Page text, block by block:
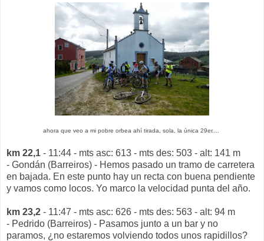
ahora que veo a mi pobre orbea ahí tirada, sola, la única 29er....
km 22,1 - 11:44 - mts asc: 613 - mts des: 503 - alt: 141 m
- Gondán (Barreiros) - Hemos pasado un tramo de carretera
en bajada. En este punto hay un recta con buena pendiente
y vamos como locos. Yo marco la velocidad punta del año.
km 23,2 - 11:47 - mts asc: 626 - mts des: 563 - alt: 94 m
- Pedrido (Barreiros) - Pasamos junto a un bar y no
paramos, ¿no estaremos volviendo todos unos rapidillos?